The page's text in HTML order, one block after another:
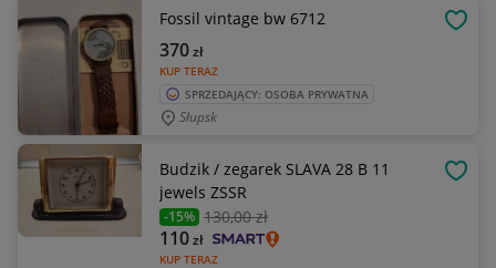
Fossil vintage bw 6712
KUP TERAZ
370zł
SPRZEDAJĄCY: OSOBA PRYWATNA
Słupsk
Budzik / zegarek SLAVA 28 B 11
jewels ZSSR
-15% 130,00 zł
KUP TERAZ
110zł